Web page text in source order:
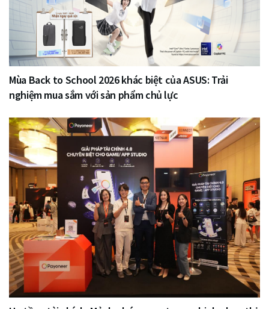
Mùa Back to School 2026 khác biệt của ASUS: Trải
nghiệm mua sắm với sản phẩm chủ lực